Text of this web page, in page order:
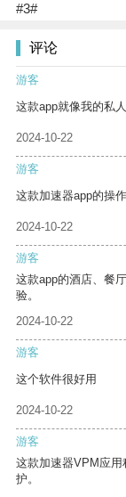
#3#
评论
游客
这款app就像我的私
2024-10-22
游客
这款加速器app的操
2024-10-22
游客
这款app的酒店、餐
验。
2024-10-22
游客
这个软件很好用
2024-10-22
游客
这款加速器VPM应
护。